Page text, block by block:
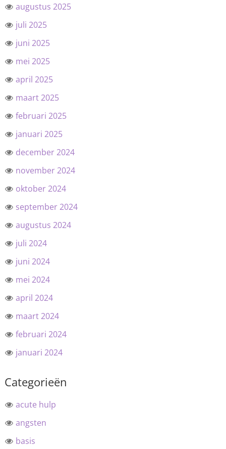
augustus 2025
juli 2025
juni 2025
mei 2025
april 2025
maart 2025
februari 2025
januari 2025
december 2024
november 2024
oktober 2024
september 2024
augustus 2024
juli 2024
juni 2024
mei 2024
april 2024
maart 2024
februari 2024
januari 2024
Categorieën
acute hulp
angsten
basis